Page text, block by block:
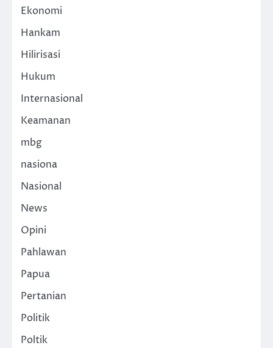
Ekonomi
Hankam
Hilirisasi
Hukum
Internasional
Keamanan
mbg
nasiona
Nasional
News
Opini
Pahlawan
Papua
Pertanian
Politik
Poltik